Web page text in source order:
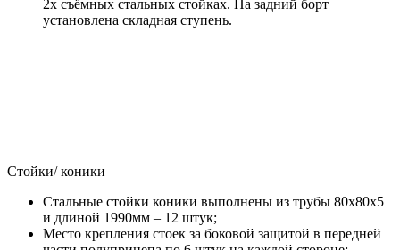
2х съёмных стальных стойках. На задний борт
установлена складная ступень.
Стойки/ коники
Стальные стойки коники выполнены из трубы 80х80х5
и длиной 1990мм – 12 штук;
Место крепления стоек за боковой защитой в передней